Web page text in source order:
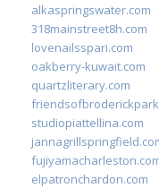
alkaspringswater.com
318mainstreet8h.com
lovenailsspari.com
oakberry-kuwait.com
quartzliterary.com
studiopiattellina.com
elpatronchardon.com